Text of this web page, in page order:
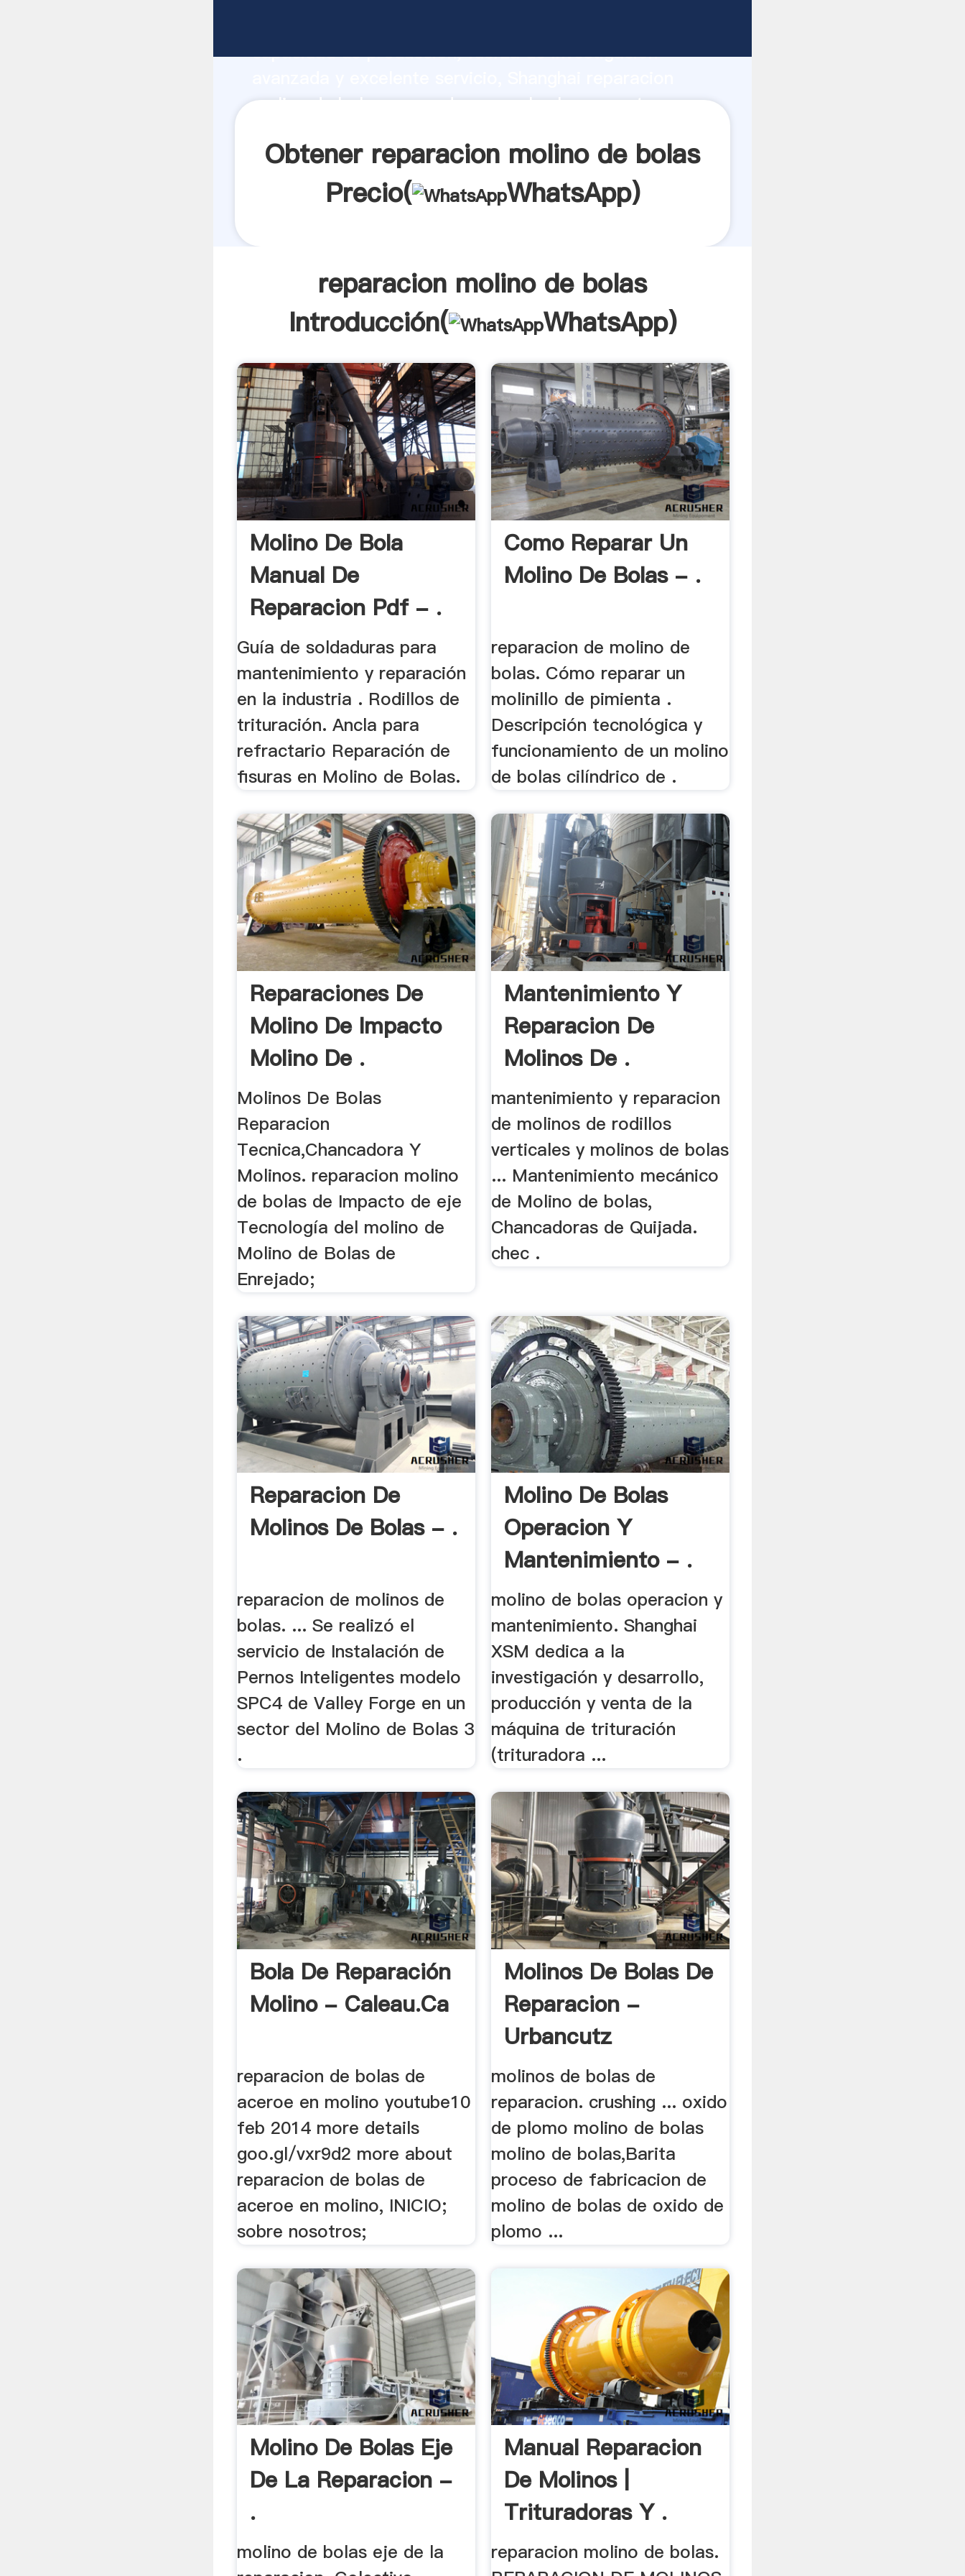
capacidad de producción, fuerza de investigación
molino de bolas proveedor crea el valor y aporta
Obtener reparacion molino de bolas
Precio(
WhatsApp)
reparacion molino de bolas
Introducción(
WhatsApp)
Molino De Bola
Manual De
Reparacion Pdf - .
Guía de soldaduras para
mantenimiento y reparación
en la industria . Rodillos de
trituración. Ancla para
refractario Reparación de
fisuras en Molino de Bolas.
Como Reparar Un
Molino De Bolas - .
reparacion de molino de
bolas. Cómo reparar un
molinillo de pimienta .
Descripción tecnológica y
funcionamiento de un molino
de bolas cilíndrico de .
Reparaciones De
Molino De Impacto
Molino De .
Molinos De Bolas
Reparacion
Tecnica,Chancadora Y
Molinos. reparacion molino
de bolas de Impacto de eje
Tecnología del molino de
Molino de Bolas de
Enrejado;
Mantenimiento Y
Reparacion De
Molinos De .
mantenimiento y reparacion
de molinos de rodillos
verticales y molinos de bolas
... Mantenimiento mecánico
de Molino de bolas,
Chancadoras de Quijada.
chec .
Reparacion De
Molinos De Bolas - .
reparacion de molinos de
bolas. ... Se realizó el
servicio de Instalación de
Pernos Inteligentes modelo
SPC4 de Valley Forge en un
sector del Molino de Bolas 3
.
Molino De Bolas
Operacion Y
Mantenimiento - .
molino de bolas operacion y
mantenimiento. Shanghai
XSM dedica a la
investigación y desarrollo,
producción y venta de la
máquina de trituración
(trituradora ...
Bola De Reparación
Molino - Caleau.ca
reparacion de bolas de
aceroe en molino youtube10
feb 2014 more details
goo.gl/vxr9d2 more about
reparacion de bolas de
aceroe en molino, INICIO;
sobre nosotros;
Molinos De Bolas De
Reparacion -
Urbancutz
molinos de bolas de
reparacion. crushing ... oxido
de plomo molino de bolas
molino de bolas,Barita
proceso de fabricacion de
molino de bolas de oxido de
plomo ...
Molino De Bolas Eje
De La Reparacion -
.
molino de bolas eje de la
Manual Reparacion
De Molinos |
Trituradoras Y .
reparacion molino de bolas.